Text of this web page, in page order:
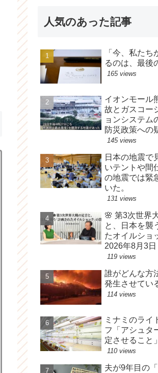
人気のあった記事
「今、私たち
るのは、最後
165 views
イオンモール
故とガスコー
ョンシステム
防災政策への
145 views
日本の地震で
いテントや間
の地震では緊
いた。
131 views
🌸 第3次世界
と、日本を襲
たオイルショ
2026年8月3日
119 views
誰がどんな方
発生させてい
114 views
ミナミのライ
フ「アシュタ
定させること」
110 views
夫が9年目の「